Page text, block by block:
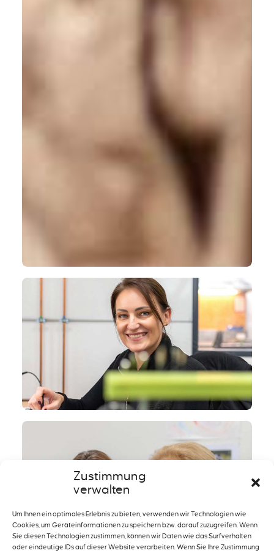
Zustimmung
verwalten
Um Ihnen ein optimales Erlebnis zu bieten, verwenden wir Technologien wie
Cookies, um Geräteinformationen zu speichern bzw. darauf zuzugreifen. Wenn
Sie diesen Technologien zustimmen, können wir Daten wie das Surfverhalten
oder eindeutige IDs auf dieser Website verarbeiten. Wenn Sie Ihre Zustimmung